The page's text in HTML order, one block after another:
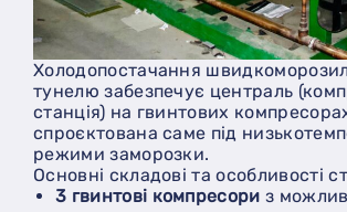
Холодопостачання
тунелю забезпечує централь
станція) на гвинтових
спроєктована саме під
режими заморозки.
Основні складові та особливості
3 гвинтові компресори з